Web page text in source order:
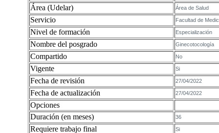
Área (Udelar) Área de Salud
Servicio Facultad de
Nivel de formación Especialización
Nombre del posgrado Ginecotocología
Compartido No
Vigente Si
Fecha de revisión 27/04/2022
Fecha de actualización 27/04/2022
Opciones
Duración (en meses)
36
Requiere trabajo final Si